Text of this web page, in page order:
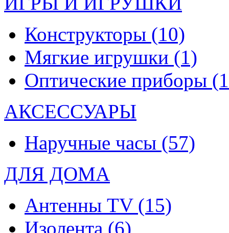
Конструкторы (10)
Мягкие игрушки (1)
Оптические приборы
АКСЕССУАРЫ
Наручные часы (57)
ДЛЯ ДОМА
Антенны TV (15)
Изолента (6)